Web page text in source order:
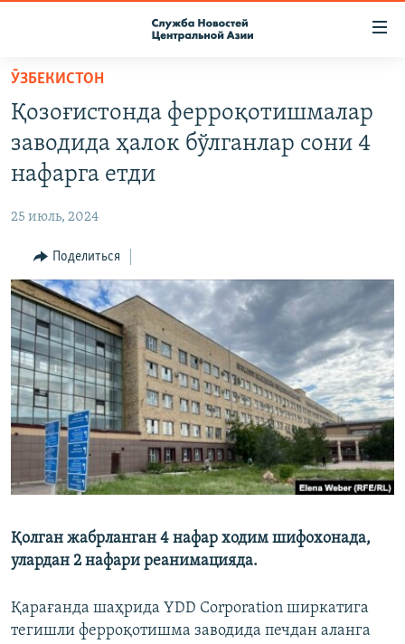
Вернуться
основному
содержанию
Вернутся
главной
Вернутся
поиску
ПОДПИСКА
КОНТАКТЫ
НАСТОЯЩЕЕ ВРЕМЯ
МИГРАНТ МЕДИА
ӮЗБЕКИСТОН
Қозоғистонда ферроқотишмалар
заводида ҳалок бўлганлар сони 4
нафарга етди
25 июль, 2024
Поделиться
Қолган жабрланган 4 нафар ходим шифохонада,
улардан 2 нафари реанимацияда.
Қарағанда шаҳрида YDD Corporation ширкатига
тегишли ферроқотишма заводида печдан аланга